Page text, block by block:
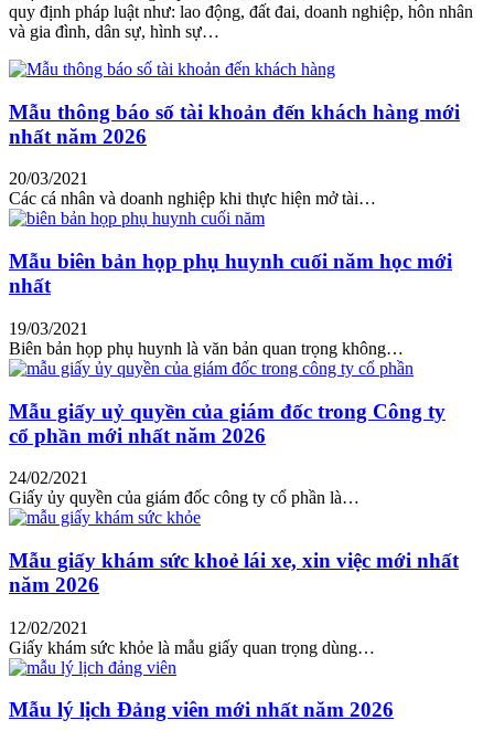
quy định pháp luật như: lao động, đất đai, doanh nghiệp, hôn nhân
và gia đình, dân sự, hình sự…
Mẫu thông báo số tài khoản đến khách hàng mới
nhất năm 2026
20/03/2021
Các cá nhân và doanh nghiệp khi thực hiện mở tài…
Mẫu biên bản họp phụ huynh cuối năm học mới
nhất
19/03/2021
Biên bản họp phụ huynh là văn bản quan trọng không…
Mẫu giấy uỷ quyền của giám đốc trong Công ty
cổ phần mới nhất năm 2026
24/02/2021
Giấy ủy quyền của giám đốc công ty cổ phần là…
Mẫu giấy khám sức khoẻ lái xe, xin việc mới nhất
năm 2026
12/02/2021
Giấy khám sức khỏe là mẫu giấy quan trọng dùng…
Mẫu lý lịch Đảng viên mới nhất năm 2026